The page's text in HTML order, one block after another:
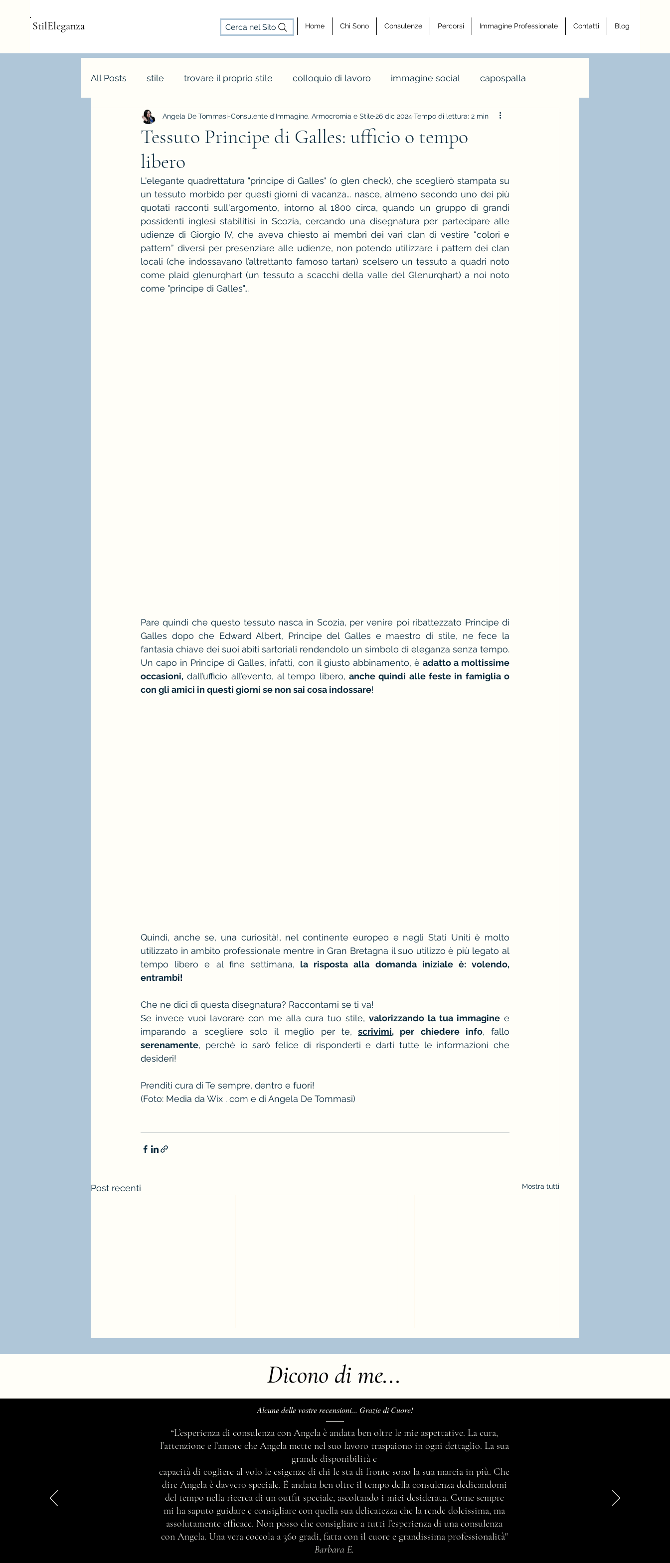
StilEleganza Cerca nel Sito Home Chi Sono Consulenze Percorsi Immagine Professionale Contatti Blog
All Posts stile trovare il proprio stile colloquio di lavoro immagine social capospalla
consulenza d'immagine cosa fa un consulente d'immagine consulenza armocromia
armocromia forme body shapes
stagione e palette autunno colori e abbinamenti di colore vintage e rètro
stagione e palette estate rosso stagione e palette primavera camicia bianca moda
immagine professionale come vestirsi a una cena aziendale
Tessuto Principe di Galles: ufficio o tempo
libero
Angela De Tommasi-Consulente d'Immagine, Armocromia e Stile26 dic 2024Tempo di lettura: 2 min
L'elegante quadrettatura "principe di Galles" (o glen check), che sceglierò stampata su
un tessuto morbido per questi giorni di vacanza... nasce, almeno secondo uno dei più
quotati racconti sull'argomento, intorno al 1800 circa, quando un gruppo di grandi
possidenti inglesi stabilitisi in Scozia, cercando una disegnatura per partecipare alle
udienze di Giorgio IV, che aveva chiesto ai membri dei vari clan di vestire “colori e
pattern” diversi per presenziare alle udienze, non potendo utilizzare i pattern dei clan
locali (che indossavano l’altrettanto famoso tartan) scelsero un tessuto a quadri noto
come plaid glenurqhart (un tessuto a scacchi della valle del Glenurqhart) a noi noto
come "principe di Galles"...
Pare quindi che questo tessuto nasca in Scozia, per venire poi ribattezzato Principe di
Galles dopo che Edward Albert, Principe del Galles e maestro di stile, ne fece la
fantasia chiave dei suoi abiti sartoriali rendendolo un simbolo di eleganza senza tempo.
Un capo in Principe di Galles, infatti, con il giusto abbinamento, è adatto a moltissime
occasioni, dall’ufficio all’evento, al tempo libero, anche quindi alle feste in famiglia o
con gli amici in questi giorni se non sai cosa indossare!
Quindi, anche se, una curiosità!, nel continente europeo e negli Stati Uniti è molto
utilizzato in ambito professionale mentre in Gran Bretagna il suo utilizzo è più legato al
tempo libero e al fine settimana, la risposta alla domanda iniziale è: volendo,
entrambi!
Che ne dici di questa disegnatura? Raccontami se ti va!
Se invece vuoi lavorare con me alla cura tuo stile, valorizzando la tua immagine e
imparando a scegliere solo il meglio per te,
scrivimi, per chiedere info
serenamente, perchè io sarò felice di risponderti e darti tutte le informazioni che
desideri!
Prenditi cura di Te sempre, dentro e fuori!
(Foto: Media da Wix . com e di Angela De Tommasi)
Post recenti Mostra tutti
Ma chi è e cosa fa una consulente
di immagine professionista?
per dedicarti alla tua immagine
Dicono di me...
Alcune delle vostre recensioni... Grazie di Cuore!
“L’esperienza di consulenza con Angela è andata ben oltre le mie aspettative. La cura,
l’attenzione e l’amore che Angela mette nel suo lavoro traspaiono in ogni dettaglio. La sua
grande disponibilità e
capacità di cogliere al volo le esigenze di chi le sta di fronte sono la sua marcia in più. Che
dire Angela è davvero speciale. È andata ben oltre il tempo della consulenza dedicandomi
del tempo nella ricerca di un outfit speciale, ascoltando i miei desiderata. Come sempre
mi ha saputo guidare e consigliare con quella sua delicatezza che la rende dolcissima, ma
assolutamente efficace. Non posso che consigliare a tutti l’esperienza di una consulenza
con Angela. Una vera coccola a 360 gradi, fatta con il cuore e grandissima professionalità"
Barbara E.